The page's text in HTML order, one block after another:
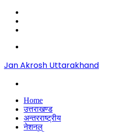
Jan Akrosh Uttarakhand
Home
उत्तराखण्ड
अन्तरराष्ट्रीय
नेशनल